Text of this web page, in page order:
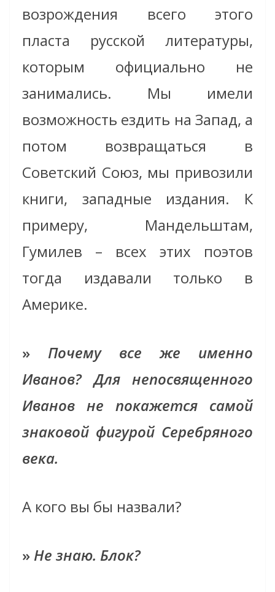
возрождения всего этого
пласта русской литературы,
которым официально не
занимались. Мы имели
возможность ездить на Запад, а
потом возвращаться в
Советский Союз, мы привозили
книги, западные издания. К
примеру, Мандельштам,
Гумилев – всех этих поэтов
тогда издавали только в
Америке.
» Почему все же именно
Иванов? Для непосвященного
Иванов не покажется самой
знаковой фигурой Серебряного
века.
А кого вы бы назвали?
» Не знаю. Блок?